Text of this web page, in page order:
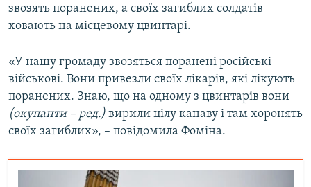
звозять поранених, а своїх загиблих солдатів
ховають на місцевому цвинтарі.
«У нашу громаду звозяться поранені російські
військові. Вони привезли своїх лікарів, які лікують
поранених. Знаю, що на одному з цвинтарів вони
(окупанти – ред.) вирили цілу канаву і там хоронять
своїх загиблих», – повідомила Фоміна.